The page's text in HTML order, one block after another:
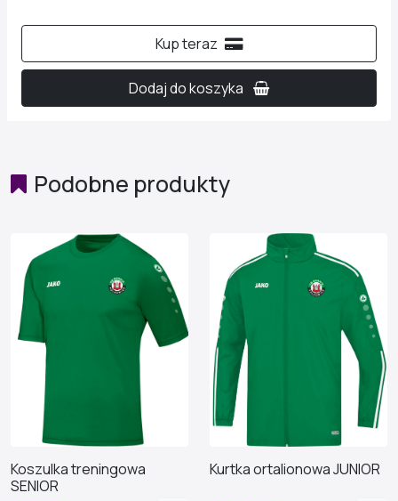
Kup teraz
Dodaj do koszyka
Podobne produkty
Koszulka treningowa
SENIOR
Kurtka ortalionowa JUNIOR